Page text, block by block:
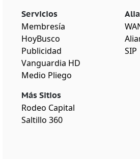
Servicios
Membresía
HoyBusco
Publicidad
Vanguardia HD
Medio Pliego
Más Sitios
Rodeo Capital
Saltillo 360
SIP